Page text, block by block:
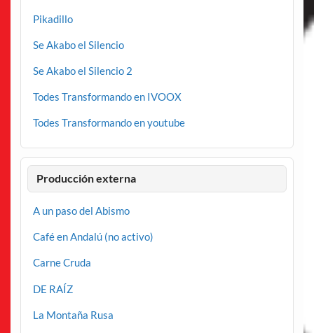
Pikadillo
Se Akabo el Silencio
Se Akabo el Silencio 2
Todes Transformando en IVOOX
Todes Transformando en youtube
Producción externa
A un paso del Abismo
Café en Andalú (no activo)
Carne Cruda
DE RAÍZ
La Montaña Rusa